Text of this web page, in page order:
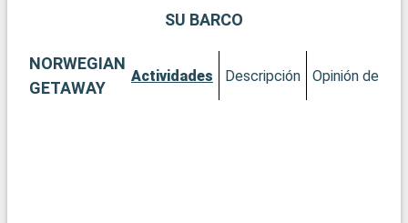
SU BARCO
NORWEGIAN
GETAWAY
Actividades Descripción Opinión del